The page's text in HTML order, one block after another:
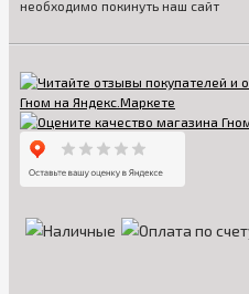
необходимо покинуть наш сайт